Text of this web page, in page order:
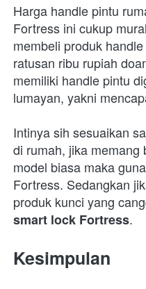
Harga handle pintu
Fortress ini cukup
membeli produk
ratusan ribu rupiah
memiliki handle pintu
lumayan, yakni
Intinya sih sesuaikan
di rumah, jika memang
model biasa maka
Fortress. Sedangkan
smart lock Fortress.
Kesimpulan